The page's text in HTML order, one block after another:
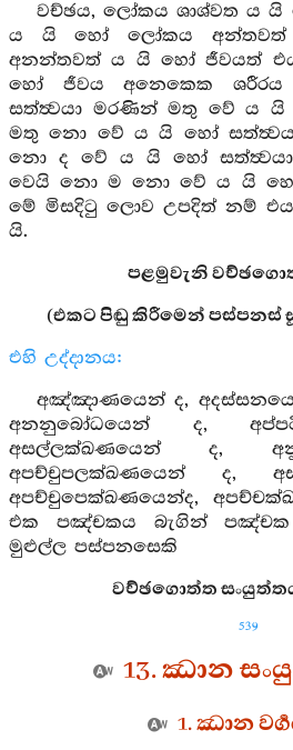
වච්ඡය, ලෝකය ශාශ්වත ය
ය යි හෝ ලෝකය
අනන්තවත් ය යි හෝ ජීවයත්
හෝ ජීවය අනෙකෙක
සත්ත්‍වයා මරණින් මතු වේ ය
මතු නො වේ ය යි හෝ
නො ද වේ ය යි හෝ
වෙයි නො ම නො වේ ය යි හෝ
මේ මිසදිටු ලොව උපදිත් නම්
යි.
පළමුවැනි
(එකට පිඬු කිරීමෙන් පස්පනස්
එහි උද්දානය:
අඤ්ඤාණයෙන් ද,
අනනුබෝධයෙන් ද,
අසල්ලක්ඛණයෙන් ද,
අපච්චුපලක්ඛණයෙන් ද,
අපච්චුපෙක්ඛණයෙන්ද,
එක පඤ්චකය බැගින් පඤ්චක
මුළුල්ල පස්පනසෙකි
වච්ඡගොත්ත
539
13. ඣාන
1. ඣාන